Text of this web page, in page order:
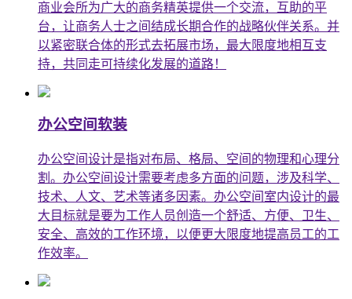
商业会所为广大的商务精英提供一个交流，互助的平
台，让商务人士之间结成长期合作的战略伙伴关系。并
以紧密联合体的形式去拓展市场，最大限度地相互支
持，共同走可持续化发展的道路！
办公空间软装
办公空间设计是指对布局、格局、空间的物理和心理分
割。办公空间设计需要考虑多方面的问题，涉及科学、
技术、人文、艺术等诸多因素。办公空间室内设计的最
大目标就是要为工作人员创造一个舒适、方便、卫生、
安全、高效的工作环境，以便更大限度地提高员工的工
作效率。